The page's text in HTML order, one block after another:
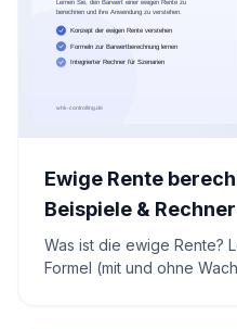
Ewige Rente
Beispiele & Rechner
Was ist die ewige Rente?
Formel (mit und ohne